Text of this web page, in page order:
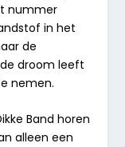
nummer
in het
de
droom leeft
nemen.
Band horen
alleen een